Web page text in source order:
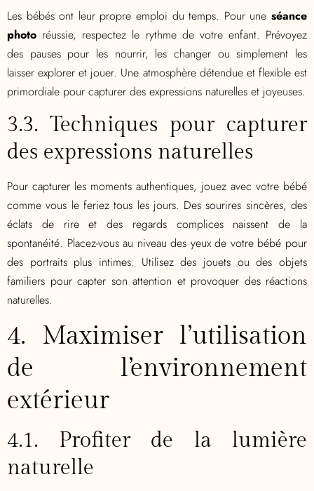
Les bébés ont leur propre emploi du temps. Pour une séance
photo réussie, respectez le rythme de votre enfant. Prévoyez
des pauses pour les nourrir, les changer ou simplement les
laisser explorer et jouer. Une atmosphère détendue et flexible est
primordiale pour capturer des expressions naturelles et joyeuses.
3.3. Techniques pour capturer
des expressions naturelles
Pour capturer les moments authentiques, jouez avec votre bébé
comme vous le feriez tous les jours. Des sourires sincères, des
éclats de rire et des regards complices naissent de la
spontanéité. Placez-vous au niveau des yeux de votre bébé pour
des portraits plus intimes. Utilisez des jouets ou des objets
familiers pour capter son attention et provoquer des réactions
naturelles.
4. Maximiser l’utilisation
de l’environnement
extérieur
4.1. Profiter de la lumière
naturelle